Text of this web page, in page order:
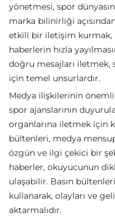
yönetmesi, spor
marka bilinirliği
etkili bir iletişim kurmak,
haberlerin hızla
doğru mesajları iletmek,
için temel unsurlardır.
Medya ilişkilerinin önemli
spor ajanslarının
organlarına iletmek için
bültenleri, medya
özgün ve ilgi çekici bir
haberler, okuyucunun
ulaşabilir. Basın
kullanarak, olayları ve
aktarmalıdır.